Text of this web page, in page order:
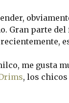
Gran parte
me gusta
, los